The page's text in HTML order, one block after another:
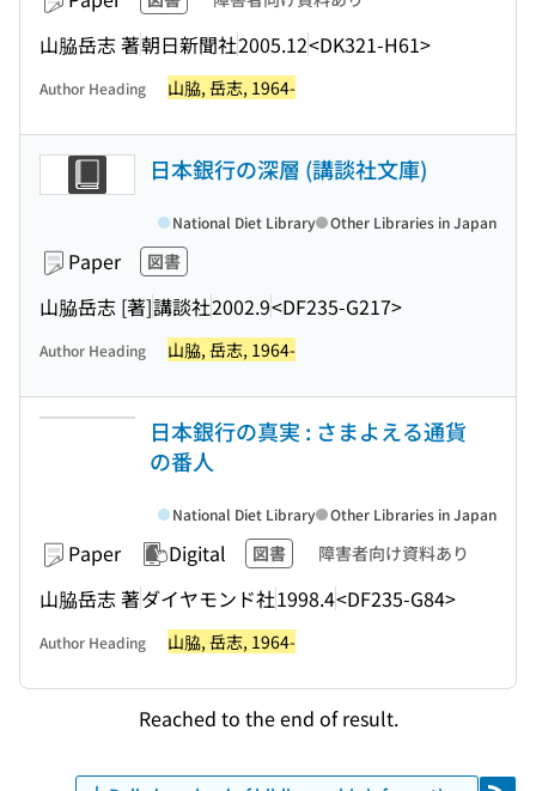
山脇岳志 著朝日新聞社2005.12<DK321-H61>
Author Heading 山脇, 岳志, 1964-
日本銀行の深層 (講談社文庫)
Paper 図書
山脇岳志 [著]講談社2002.9<DF235-G217>
National Diet Library Other Libraries in Japan
Author Heading 山脇, 岳志, 1964-
日本銀行の真実 : さまよえる通貨
の番人
Paper Digital 図書 障害者向け資料あり
山脇岳志 著ダイヤモンド社1998.4<DF235-G84>
National Diet Library Other Libraries in Japan
Author Heading 山脇, 岳志, 1964-
Reached to the end of result.